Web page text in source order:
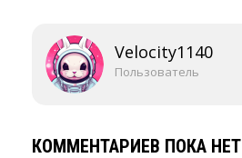
Velocity1140
Пользователь
КОММЕНТАРИЕВ ПОКА НЕТ